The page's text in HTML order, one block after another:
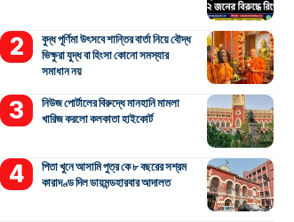
বুদ্ধ পূর্ণিমা উৎসবে শান্তির বার্তা নিয়ে বৌদ্ধ
ভিক্ষুরা যুদ্ধ বা হিংসা কোনো সমস্যার
সমাধান নয়
নিউজ পোর্টালের বিরুদ্ধে মানহানি মামলা
খারিজ করলো কলকাতা হাইকোর্ট
পিতা খুনে আসামি পুত্র কে ৮ বছরের সশ্রম
কারাদণ্ড দিল ডায়মন্ডহারবার আদালত